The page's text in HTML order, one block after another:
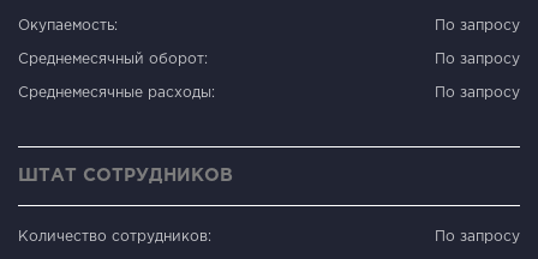
Окупаемость: По запросу
Среднемесячный оборот: По запросу
Среднемесячные расходы: По запросу
ШТАТ СОТРУДНИКОВ
Количество сотрудников: По запросу